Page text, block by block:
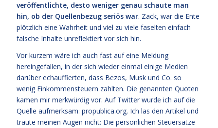
veröffentlichte, desto weniger genau schaute man
hin, ob der Quellenbezug seriös war. Zack, war die Ente
plötzlich eine Wahrheit und viel zu viele faselten einfach
falsche Inhalte unreflektiert vor sich hin.
Vor kurzem wäre ich auch fast auf eine Meldung
hereingefallen, in der sich wieder einmal einige Medien
darüber echauffierten, dass Bezos, Musk und Co. so
wenig Einkommensteuern zahlten. Die genannten Quoten
kamen mir merkwürdig vor. Auf Twitter wurde ich auf die
Quelle aufmerksam: propublica.org. Ich las den Artikel und
traute meinen Augen nicht: Die persönlichen Steuersätze